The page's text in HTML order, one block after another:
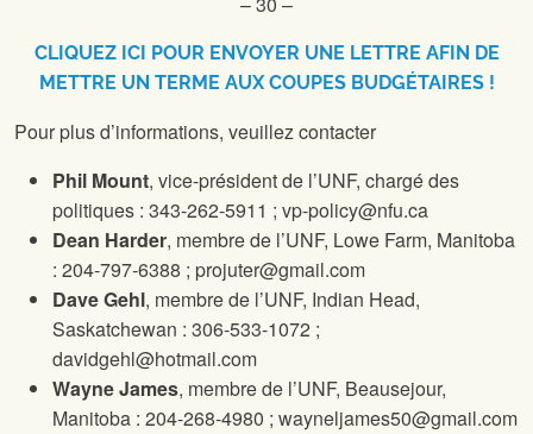
CLIQUEZ ICI POUR ENVOYER UNE LETTRE AFIN DE
METTRE UN TERME AUX COUPES BUDGÉTAIRES !
Pour plus d’informations, veuillez contacter
Phil Mount, vice-président de l’UNF, chargé des
politiques : 343-262-5911 ; vp-policy@nfu.ca
Dean Harder, membre de l’UNF, Lowe Farm, Manitoba
: 204-797-6388 ; projuter@gmail.com
Dave Gehl, membre de l’UNF, Indian Head,
Saskatchewan : 306-533-1072 ;
davidgehl@hotmail.com
Wayne James, membre de l’UNF, Beausejour,
Manitoba : 204-268-4980 ; wayneljames50@gmail.com